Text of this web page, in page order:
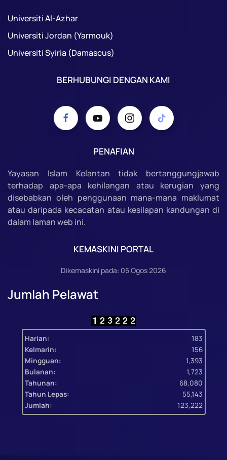
Universiti Al-Azhar
Universiti Jordan (Yarmouk)
Universiti Syiria (Damascus)
BERHUBUNGI DENGAN KAMI
PENAFIAN
Yayasan Islam Kelantan tidak bertanggungjawab
terhadap apa-apa kehilangan atau kerugian yang
disebabkan oleh penggunaan mana-mana maklumat
atau daripada kecacatan atau kesilapan kandungan di
dalam laman web ini.
KEMASKINI PORTAL
Dikemaskini pada: 05 Ogos 2026
Jumlah Pelawat
Harian:
183
Kelmarin:
156
Mingguan:
1,393
Bulanan:
1,723
Tahunan:
68,080
Tahun Lepas:
55,143
Jumlah:
123,222